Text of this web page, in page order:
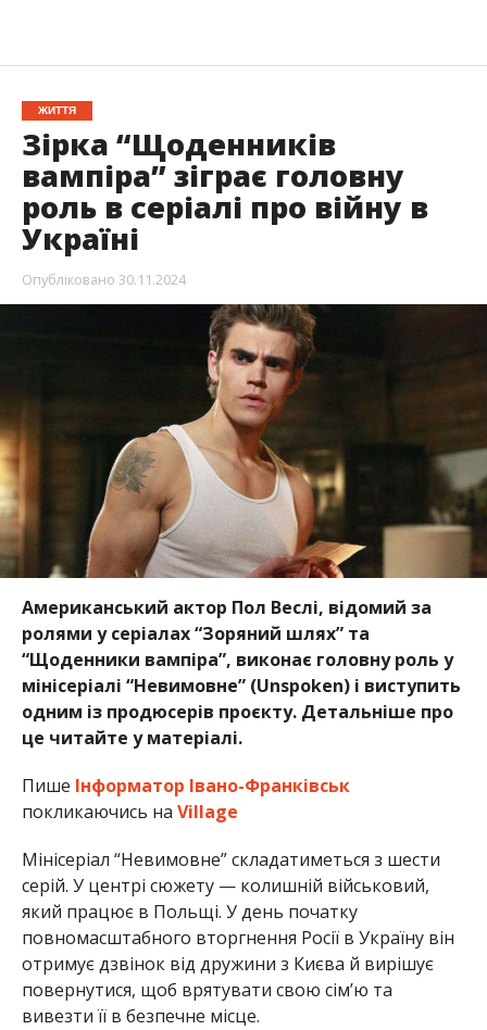
ЖИТТЯ
Зірка “Щоденників
вампіра” зіграє головну
роль в серіалі про війну в
Україні
Опубліковано 30.11.2024
Американський актор Пол Веслі, відомий за
ролями у серіалах “Зоряний шлях” та
“Щоденники вампіра”, виконає головну роль у
мінісеріалі “Невимовне” (Unspoken) і виступить
одним із продюсерів проєкту. Детальніше про
це читайте у матеріалі.
Пише Інформатор Івано-Франківськ
покликаючись на Village
Мінісеріал “Невимовне” складатиметься з шести
серій. У центрі сюжету — колишній військовий,
який працює в Польщі. У день початку
повномасштабного вторгнення Росії в Україну він
отримує дзвінок від дружини з Києва й вирішує
повернутися, щоб врятувати свою сім’ю та
вивезти її в безпечне місце.